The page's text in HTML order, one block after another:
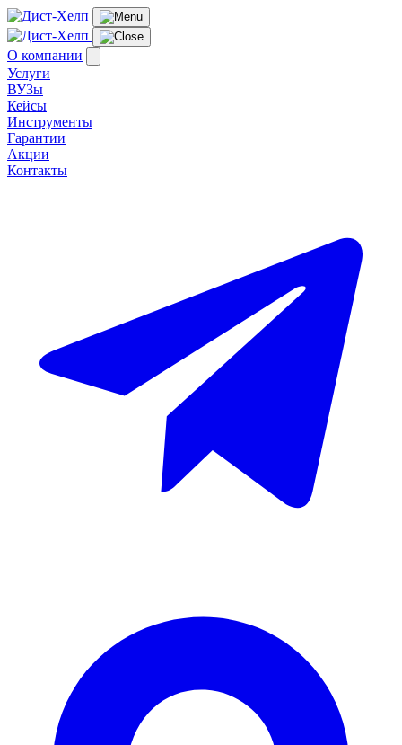
О компании
Услуги
ВУЗы
Кейсы
Инструменты
Гарантии
Акции
Контакты